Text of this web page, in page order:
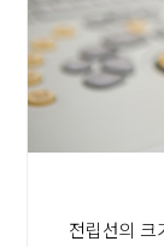
전립선의 크